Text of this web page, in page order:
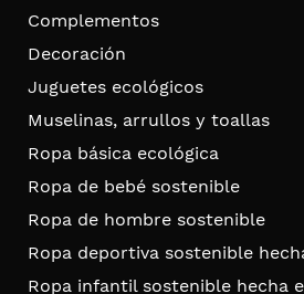
Complementos
Decoración
Juguetes ecológicos
Muselinas, arrullos y toallas
Ropa básica ecológica
Ropa de bebé sostenible
Ropa de hombre sostenible
Ropa deportiva sostenible
Ropa infantil sostenible hecha